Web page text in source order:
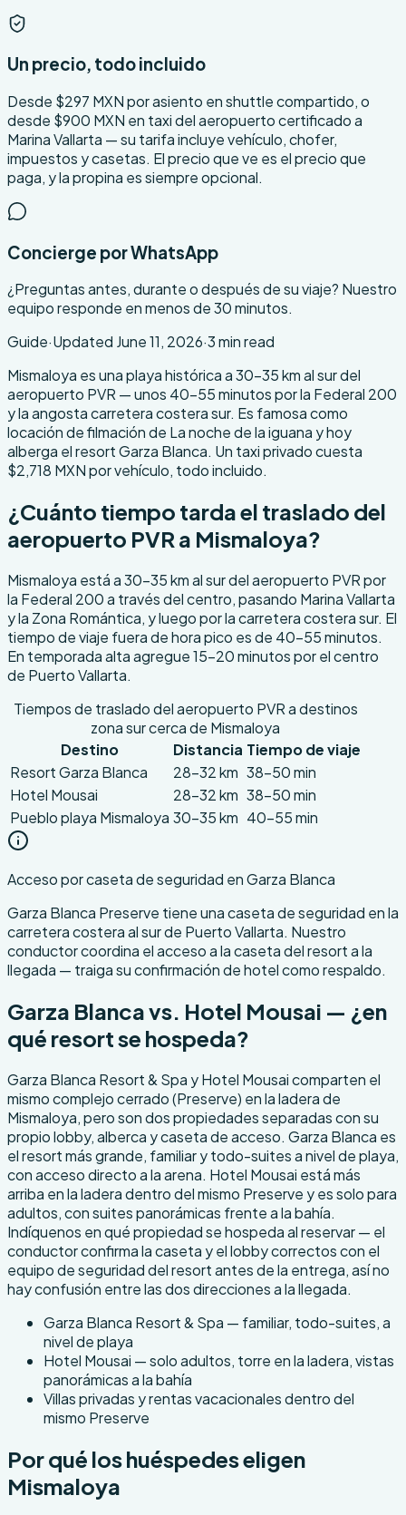
Un precio, todo incluido
Desde $297 MXN por asiento en shuttle compartido, o
desde $900 MXN en taxi del aeropuerto certificado a
Marina Vallarta — su tarifa incluye vehículo, chofer,
impuestos y casetas. El precio que ve es el precio que
paga, y la propina es siempre opcional.
Concierge por WhatsApp
¿Preguntas antes, durante o después de su viaje? Nuestro
equipo responde en menos de 30 minutos.
About this transfer
Guide·Updated June 11, 2026·3min read
Mismaloya es una playa histórica a 30-35 km al sur del
aeropuerto PVR — unos 40-55 minutos por la Federal 200
y la angosta carretera costera sur. Es famosa como
locación de filmación de La noche de la iguana y hoy
alberga el resort Garza Blanca. Un taxi privado cuesta
$2,718 MXN por vehículo, todo incluido.
¿Cuánto tiempo tarda el traslado del
aeropuerto PVR a Mismaloya?
Mismaloya está a 30-35 km al sur del aeropuerto PVR por
la Federal 200 a través del centro, pasando Marina Vallarta
y la Zona Romántica, y luego por la carretera costera sur. El
tiempo de viaje fuera de hora pico es de 40-55 minutos.
En temporada alta agregue 15-20 minutos por el centro
de Puerto Vallarta.
Tiempos de traslado del aeropuerto PVR a destinos
zona sur cerca de Mismaloya
Destino
Distancia Tiempo de viaje
Resort Garza Blanca
28-32 km 38-50 min
Hotel Mousai
28-32 km 38-50 min
Pueblo playa Mismaloya 30-35 km 40-55 min
Acceso por caseta de seguridad en Garza Blanca
Garza Blanca Preserve tiene una caseta de seguridad en la
carretera costera al sur de Puerto Vallarta. Nuestro
conductor coordina el acceso a la caseta del resort a la
llegada — traiga su confirmación de hotel como respaldo.
Garza Blanca vs. Hotel Mousai — ¿en
qué resort se hospeda?
Garza Blanca Resort & Spa y Hotel Mousai comparten el
mismo complejo cerrado (Preserve) en la ladera de
Mismaloya, pero son dos propiedades separadas con su
propio lobby, alberca y caseta de acceso. Garza Blanca es
el resort más grande, familiar y todo-suites a nivel de playa,
con acceso directo a la arena. Hotel Mousai está más
arriba en la ladera dentro del mismo Preserve y es solo para
adultos, con suites panorámicas frente a la bahía.
Indíquenos en qué propiedad se hospeda al reservar — el
conductor confirma la caseta y el lobby correctos con el
equipo de seguridad del resort antes de la entrega, así no
hay confusión entre las dos direcciones a la llegada.
Garza Blanca Resort & Spa — familiar, todo-suites, a
nivel de playa
Hotel Mousai — solo adultos, torre en la ladera, vistas
panorámicas a la bahía
Villas privadas y rentas vacacionales dentro del
mismo Preserve
Por qué los huéspedes eligen
Mismaloya